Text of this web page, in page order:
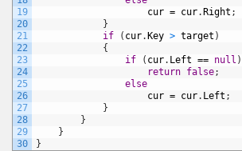
19
20
21
22
23
24
25
26
27
28
29
30
cur = cur. Right ;
}
if
( cur. Key > target )
{
if
( cur. Left == null )
return false;
else
cur = cur. Left ;
}
}
}
}